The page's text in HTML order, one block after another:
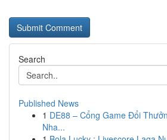
Search
Published News
1 DE88 – Cổng Game Đổi
Nha...